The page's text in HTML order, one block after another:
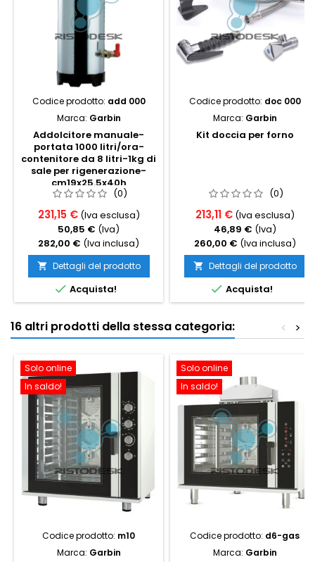
Codice prodotto: add 000
Marca: Garbin
Addolcitore manuale-
portata 1000 litri/ora-
contenitore da 8 litri-1kg di
sale per rigenerazione-
cm19x25.5x40h
(0)
231,15 € (Iva esclusa)
50,85 € (Iva)
282,00 € (Iva inclusa)
 Dettagli del prodotto
 Acquista!
Codice prodotto: doc 000
Marca: Garbin
Kit doccia per forno
(0)
213,11 € (Iva esclusa)
46,89 € (Iva)
260,00 € (Iva inclusa)
 Dettagli del prodotto
 Acquista!
16 altri prodotti della stessa categoria: >
<
Solo online
In saldo!
Codice prodotto: m10
Marca: Garbin
Solo online
In saldo!
Codice prodotto: d6-gas
Marca: Garbin